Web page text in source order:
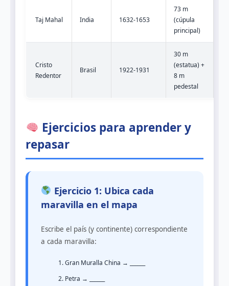
Taj Mahal India 1632-1653
73 m
(cúpula
principal)
Cristo
Redentor
Brasil 1922-1931
30 m
(estatua) +
8 m
pedestal
Ejercicios para aprender y
repasar
Ejercicio 1: Ubica cada
maravilla en el mapa
Escribe el país (y continente) correspondiente
a cada maravilla:
Gran Muralla China → ______
Petra → ______